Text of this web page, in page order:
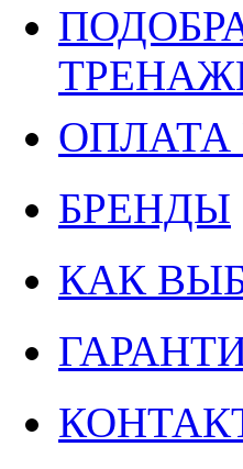
БРЕНДЫ
КАК